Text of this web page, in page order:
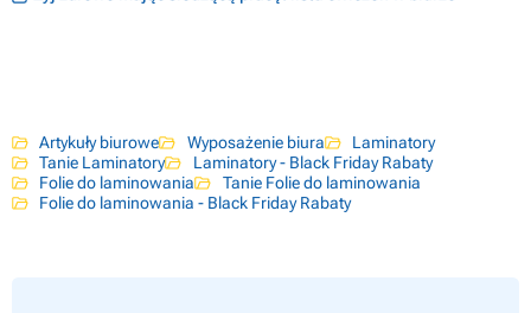
Artykuły biurowe Wyposażenie biura
Laminatory
Tanie Laminatory
Laminatory - Black Friday Rabaty
Folie do laminowania
Tanie Folie do laminowania
Folie do laminowania - Black Friday Rabaty